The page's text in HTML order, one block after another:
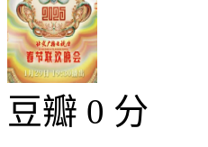
豆瓣 0 分